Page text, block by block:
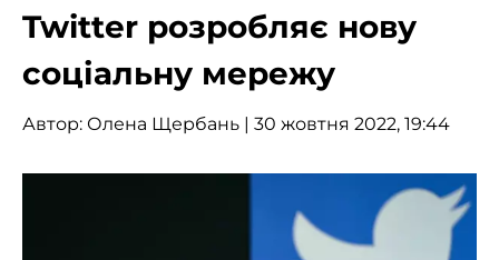
Twitter розробляє нову
соціальну мережу
Автор: Олена Щербань | 30 жовтня 2022, 19:44